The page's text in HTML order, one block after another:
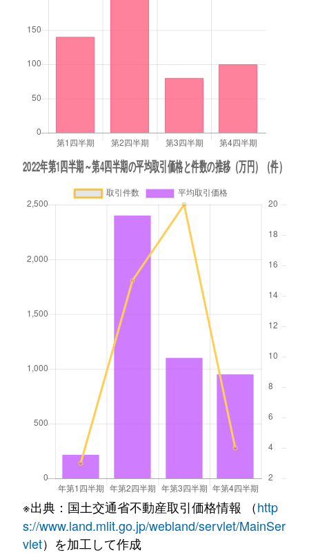
※出典：国土交通省不動産取引価格情報 （http
s://www.land.mlit.go.jp/webland/servlet/MainSer
vlet）を加工して作成